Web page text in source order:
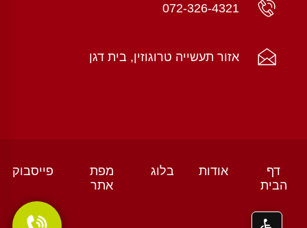
072-326-4321
אזור תעשייה טרוגוזין, בית דגן
דף
הבית
אודות בלוג
מפת
אתר
פייסבוק